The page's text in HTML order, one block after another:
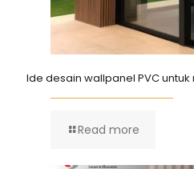
Ide desain wallpanel PVC
Read more